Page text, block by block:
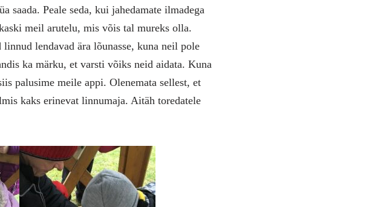
saada. Peale seda, kui jahedamate ilmadega
meil arutelu, mis võis tal mureks olla.
lendavad ära lõunasse, kuna neil pole
ka märku, et varsti võiks neid aidata. Kuna
palusime meile appi. Olenemata sellest, et
kaks erinevat linnumaja. Aitäh toredatele